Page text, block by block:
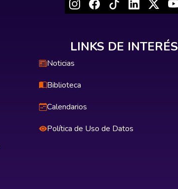
LINKS DE INTERÉS
Noticias
Biblioteca
Calendarios
Política de Uso de Datos